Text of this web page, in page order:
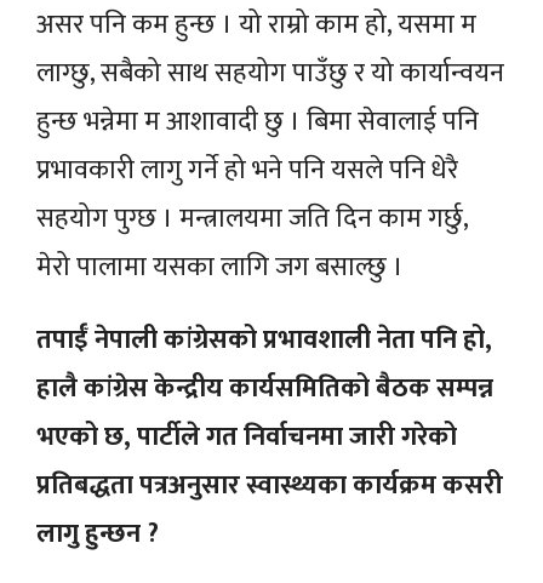
असर पनि कम हुन्छ । यो राम्रो काम हो, यसमा म
लाग्छु, सबैको साथ सहयोग पाउँछु र यो कार्यान्वयन
हुन्छ भन्नेमा म आशावादी छु । बिमा सेवालाई पनि
प्रभावकारी लागु गर्ने हो भने पनि यसले पनि धेरै
सहयोग पुग्छ । मन्त्रालयमा जति दिन काम गर्छु,
मेरो पालामा यसका लागि जग बसाल्छु ।
तपाईँ नेपाली कांग्रेसको प्रभावशाली नेता पनि हो,
हालै कांग्रेस केन्द्रीय कार्यसमितिको बैठक सम्पन्न
भएको छ, पार्टीले गत निर्वाचनमा जारी गरेको
प्रतिबद्धता पत्रअनुसार स्वास्थ्यका कार्यक्रम कसरी
लागु हुन्छन ?